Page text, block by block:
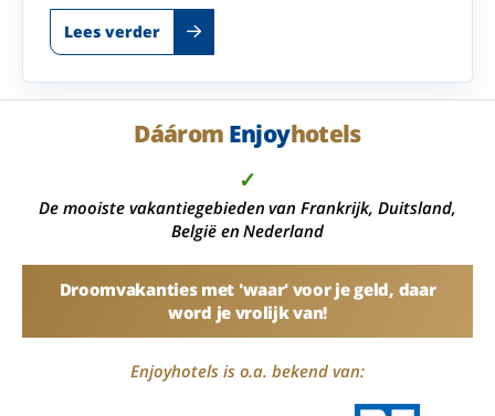
Lees verder
Dáárom Enjoyhotels
✓
De mooiste vakantiegebieden van Frankrijk, Duitsland,
België en Nederland
Droomvakanties met 'waar' voor je geld, daar
word je vrolijk van!
Enjoyhotels is o.a. bekend van: